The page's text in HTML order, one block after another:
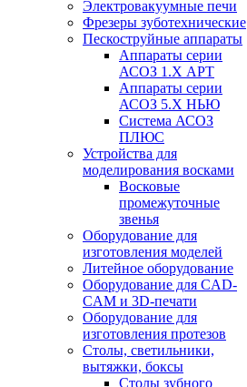
Электровакуумные печи
Фрезеры зуботехнические
Пескоструйные аппараты
Аппараты серии
АСОЗ 1.Х АРТ
Аппараты серии
АСОЗ 5.Х НЬЮ
Система АСОЗ
ПЛЮС
Устройства для
моделирования восками
Восковые
промежуточные
звенья
Оборудование для
изготовления моделей
Литейное оборудование
Оборудование для CAD-
CAM и 3D-печати
Оборудование для
изготовления протезов
Cтолы, светильники,
вытяжки, боксы
Столы зубного